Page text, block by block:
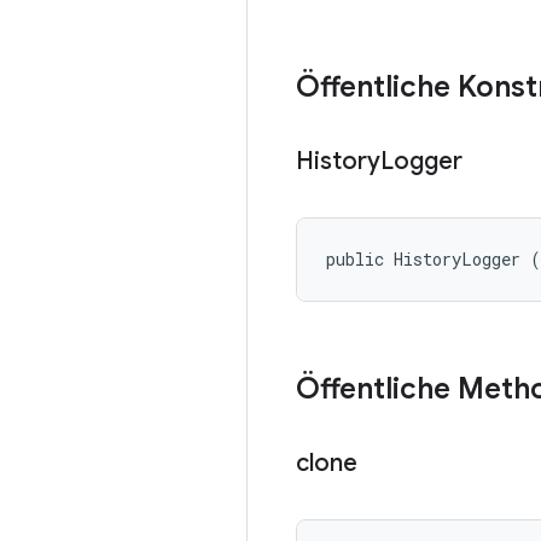
Öffentliche
HistoryLogger
public HistoryLogger
Öffentliche
clone